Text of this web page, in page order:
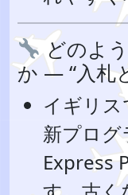
どのよ
か — “入札
イギリス
新プロ
Express